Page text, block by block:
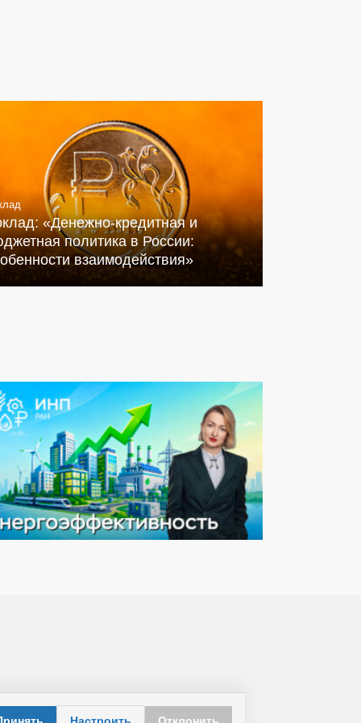
«Денежно-кредитная и
политика в России:
взаимодействия»
Настроить Отклонить